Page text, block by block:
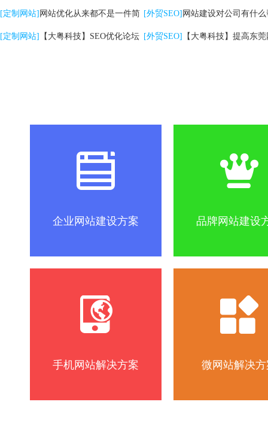
[定制网站] 网站优化从来都不是一件简
单的事情
[定制网站] 【大粤科技】SEO优化论坛
[外贸SEO] 网站建设对公司有什么
助？
[外贸SEO] 【大粤科技】提高东
企业网站建设方案 品牌网站建设
手机网站解决方案 微网站解决